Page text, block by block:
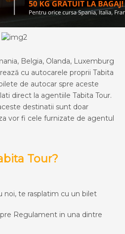
Belgia, Olanda, Luxemburg
cu autocarele proprii Tabita
de autocar spre aceste
direct la agentiile Tabita Tour.
destinatii sunt doar
vor fi cele furnizate de agentul
Tour?
noi, te rasplatim cu un bilet
Regulament in una dintre